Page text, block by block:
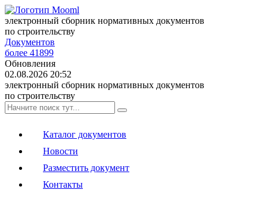
электронный сборник нормативных документов
по строительству
Документов
более 41899
Обновления
02.08.2026 20:52
электронный сборник нормативных документов
по строительству
Каталог документов
Новости
Разместить документ
Контакты